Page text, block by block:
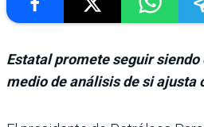
Estatal promete seguir
medio de análisis de si ajusta